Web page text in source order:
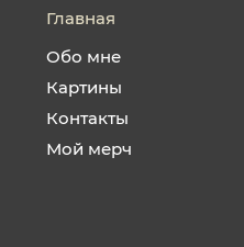
Главная
Обо мне
Картины
Контакты
Мой мерч